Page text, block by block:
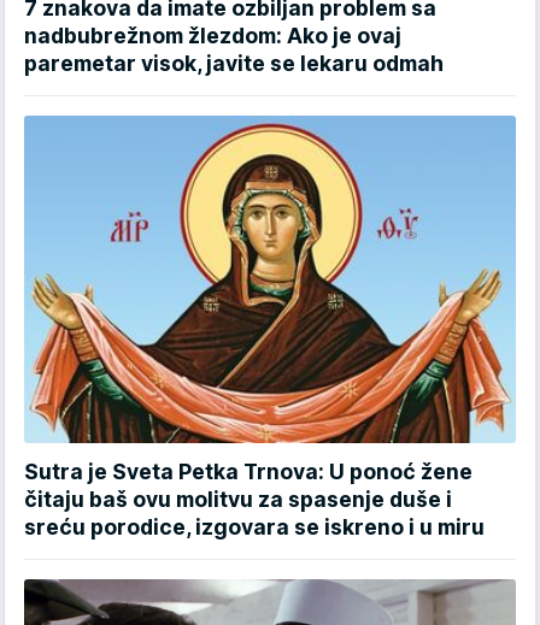
7 znakova da imate ozbiljan problem sa
nadbubrežnom žlezdom: Ako je ovaj
paremetar visok, javite se lekaru odmah
Sutra je Sveta Petka Trnova: U ponoć žene
čitaju baš ovu molitvu za spasenje duše i
sreću porodice, izgovara se iskreno i u miru